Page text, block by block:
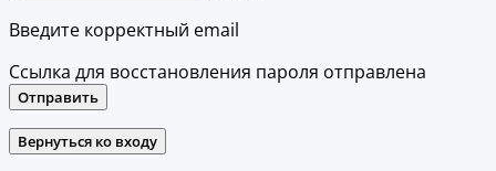
Введите корректный email
Ссылка для восстановления пароля отправлена
Отправить
Вернуться ко входу